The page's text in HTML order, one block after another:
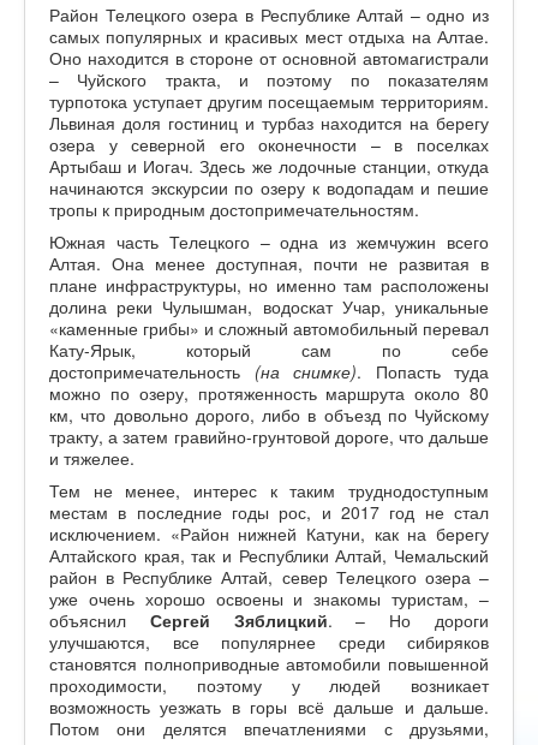
Район Телецкого озера в Республике Алтай – одно из
самых популярных и красивых мест отдыха на Алтае.
Оно находится в стороне от основной автомагистрали
– Чуйского тракта, и поэтому по показателям
турпотока уступает другим посещаемым территориям.
Львиная доля гостиниц и турбаз находится на берегу
озера у северной его оконечности – в поселках
Артыбаш и Иогач. Здесь же лодочные станции, откуда
начинаются экскурсии по озеру к водопадам и пешие
тропы к природным достопримечательностям.
Южная часть Телецкого – одна из жемчужин всего
Алтая. Она менее доступная, почти не развитая в
плане инфраструктуры, но именно там расположены
долина реки Чулышман, водоскат Учар, уникальные
«каменные грибы» и сложный автомобильный перевал
Кату-Ярык, который сам по себе
достопримечательность (на снимке). Попасть туда
можно по озеру, протяженность маршрута около 80
км, что довольно дорого, либо в объезд по Чуйскому
тракту, а затем гравийно-грунтовой дороге, что дальше
и тяжелее.
Тем не менее, интерес к таким труднодоступным
местам в последние годы рос, и 2017 год не стал
исключением. «Район нижней Катуни, как на берегу
Алтайского края, так и Республики Алтай, Чемальский
район в Республике Алтай, север Телецкого озера –
уже очень хорошо освоены и знакомы туристам, –
объяснил Сергей Зяблицкий. – Но дороги
улучшаются, все популярнее среди сибиряков
становятся полноприводные автомобили повышенной
проходимости, поэтому у людей возникает
возможность уезжать в горы всё дальше и дальше.
Потом они делятся впечатлениями с друзьями,